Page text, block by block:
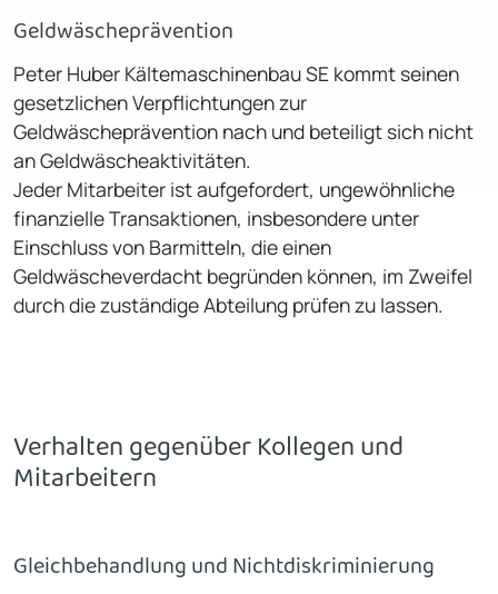
Geldwäscheprävention
Peter Huber Kältemaschinenbau SE kommt seinen
gesetzlichen Verpflichtungen zur
Geldwäscheprävention nach und beteiligt sich nicht
an Geldwäscheaktivitäten.
Jeder Mitarbeiter ist aufgefordert, ungewöhnliche
finanzielle Transaktionen, insbesondere unter
Einschluss von Barmitteln, die einen
Geldwäscheverdacht begründen können, im Zweifel
durch die zuständige Abteilung prüfen zu lassen.
Verhalten gegenüber Kollegen und
Mitarbeitern
Gleichbehandlung und Nichtdiskriminierung